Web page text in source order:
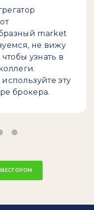
market
не вижу
узнать в
эту
брокера.